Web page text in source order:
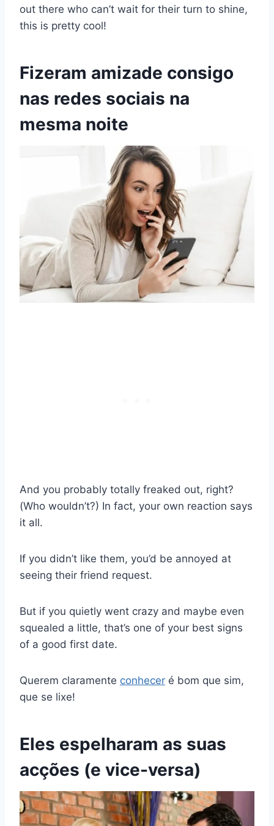
out there who can’t wait for their turn to shine,
this is pretty cool!
Fizeram amizade consigo
nas redes sociais na
mesma noite
And you probably totally freaked out, right?
(Who wouldn’t?) In fact, your own reaction says
it all.
If you didn’t like them, you’d be annoyed at
seeing their friend request.
But if you quietly went crazy and maybe even
squealed a little, that’s one of your best signs
of a good first date.
Querem claramente conhecer é bom que sim,
que se lixe!
Eles espelharam as suas
acções (e vice-versa)